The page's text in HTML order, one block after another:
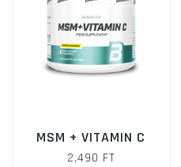
MSM + VITAMIN C
2,490 FT